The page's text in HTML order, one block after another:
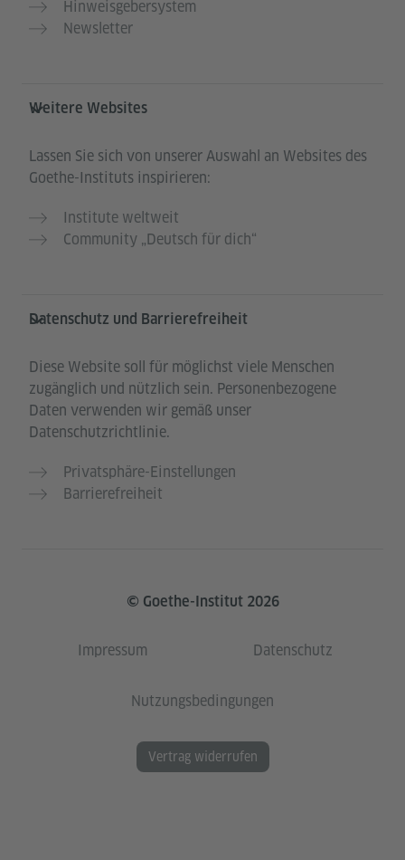
Hinweisgebersystem
Newsletter
Weitere Websites
Lassen Sie sich von unserer Auswahl an Websites des
Goethe-Instituts inspirieren:
Institute weltweit
Community „Deutsch für dich“
Datenschutz und Barrierefreiheit
Diese Website soll für möglichst viele Menschen
zugänglich und nützlich sein. Personenbezogene
Daten verwenden wir gemäß unser
Datenschutzrichtlinie.
Privatsphäre-Einstellungen
Barrierefreiheit
© Goethe-Institut 2026
Impressum Datenschutz
Nutzungsbedingungen
Vertrag widerrufen